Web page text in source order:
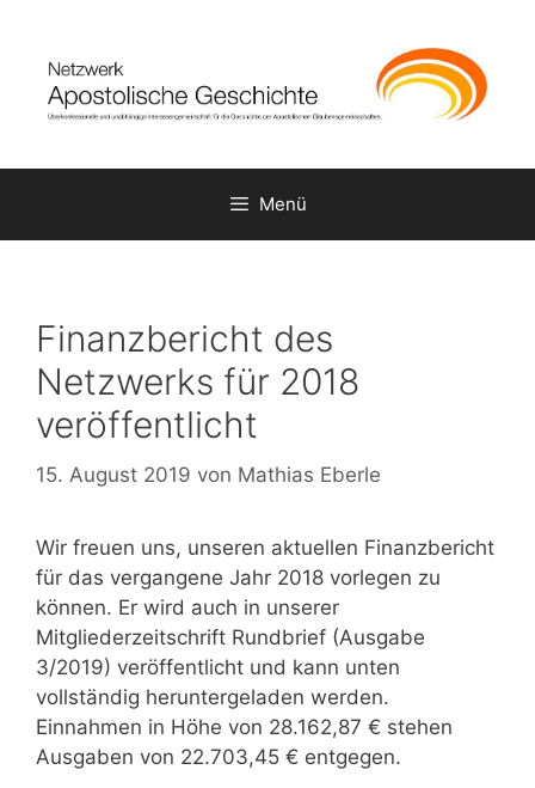
springen
Menü
Finanzbericht des
Netzwerks für 2018
veröffentlicht
15. August 2019 von Mathias Eberle
Wir freuen uns, unseren aktuellen Finanzbericht
für das vergangene Jahr 2018 vorlegen zu
können. Er wird auch in unserer
Mitgliederzeitschrift Rundbrief (Ausgabe
3/2019) veröffentlicht und kann unten
vollständig heruntergeladen werden.
Einnahmen in Höhe von 28.162,87 € stehen
Ausgaben von 22.703,45 € entgegen.